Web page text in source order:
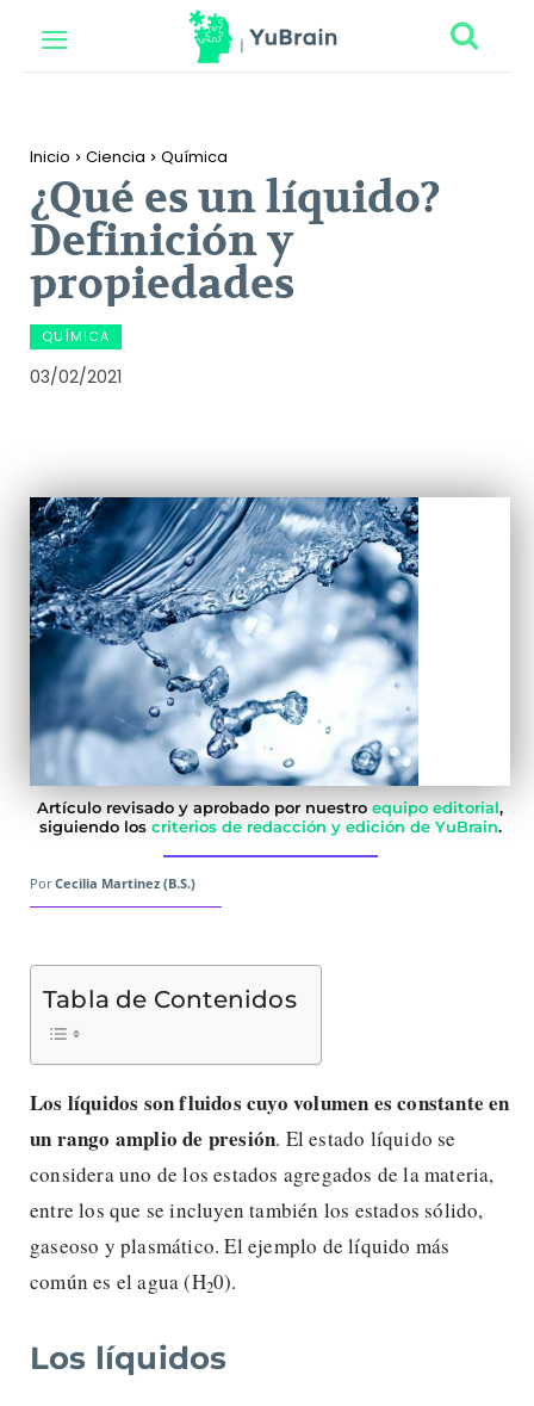
Inicio Ciencia Química
¿Qué es un líquido?
Definición y
propiedades
QUÍMICA
03/02/2021
Artículo revisado y aprobado por nuestro equipo editorial,
siguiendo los criterios de redacción y edición de YuBrain.
Por Cecilia Martinez (B.S.)
Tabla de Contenidos
Los líquidos son fluidos cuyo volumen es constante en
un rango amplio de presión. El estado líquido se
considera uno de los estados agregados de la materia,
entre los que se incluyen también los estados sólido,
gaseoso y plasmático. El ejemplo de líquido más
común es el agua (H20).
Los líquidos